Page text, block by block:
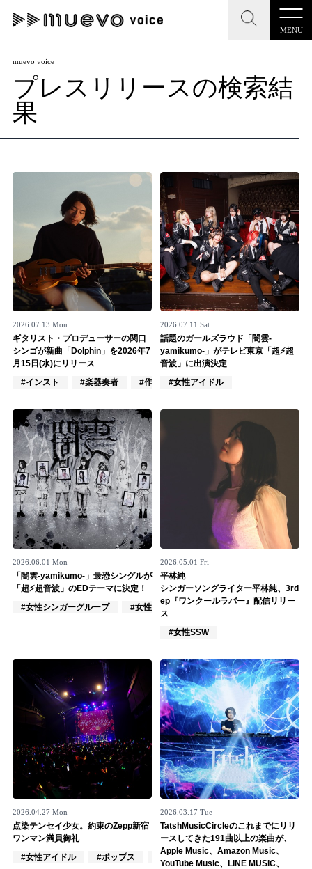
MENU
CLOSE
記事を検索する
#男性SSW #ポップス #女性SSW #ロック
#男性シンガー #HR/HM #女性シンガー
#ヒップホップ #男性シンガーグループ #R&B/ソウル
CLOSE
muevo media
"読者の声を形にする”音楽特化メディア
プレスリリース一覧
会社概要
お問い合わせ
記事リクエスト
ログイン
muevoクラウドファンディング
muevoコミュニティ
ぶいクラ！by muevo
ぶいコミュ！by muevo
ぶいマガ！ by muevo
muevo voice
プレスリリースの検索結
果
2026.07.13 Mon
ギタリスト・プロデューサーの関口
シンゴが新曲「Dolphin」を2026年7
月15日(水)にリリース
#インスト
#楽器奏者 #作詞/作曲家
2026.07.11 Sat
話題のガールズラウド「闇雲-
yamikumo-」がテレビ東京「超⚡️超
音波」に出演決定
#女性アイドル
2026.06.01 Mon
「闇雲-yamikumo-」最恐シングルが
「超⚡️超音波」のEDテーマに決定！
#女性シンガーグループ
#女性アイドル #ロック
2026.05.01 Fri
平林純
シンガーソングライター平林純、3rd
ep『ワンクールラバー』配信リリー
ス
#女性SSW
2026.04.27 Mon
点染テンセイ少女。約束のZepp新宿
ワンマン満員御礼
#女性アイドル
#ポップス #ロック
2026.03.17 Tue
TatshMusicCircleのこれまでにリリ
ースしてきた191曲以上の楽曲が、
Apple Music、Amazon Music、
YouTube Music、LINE MUSIC、